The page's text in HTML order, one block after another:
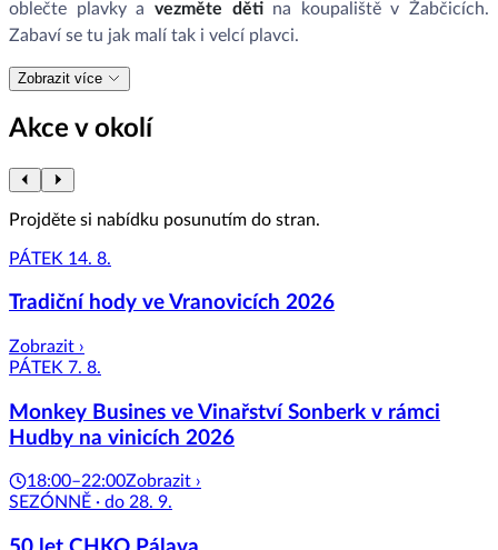
oblečte plavky a vezměte děti na
koupaliště v Žabčicích.
Zabaví se tu jak malí tak i velcí plavci.
Zobrazit více
Akce v okolí
Projděte si nabídku posunutím do stran.
PÁTEK 14. 8.
Tradiční hody ve Vranovicích 2026
Zobrazit ›
PÁTEK 7. 8.
Monkey Busines ve Vinařství Sonberk v rámci
Hudby na vinicích 2026
18:00–22:00Zobrazit ›
SEZÓNNĚ · do 28. 9.